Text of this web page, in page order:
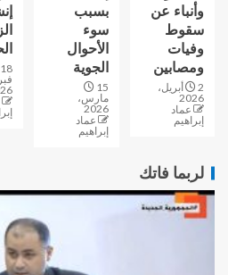
وأنباء عن
سقوط
وفيات
ومصابين
2 أبريل،
2026
عماد
إبراهيم
بسبب
سوء
الأحوال
الجوية
15
مارس،
2026
عماد
إبراهيم
18
لربما فاتك